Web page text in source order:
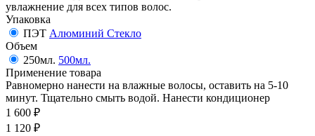
увлажнение для всех типов волос.
Упаковка
ПЭТ Алюминий Стекло
Объем
250мл. 500мл.
Применение товара
Равномерно нанести на влажные волосы, оставить на 5-10
минут. Тщательно смыть водой. Нанести кондиционер
1 600 ₽
1 120 ₽